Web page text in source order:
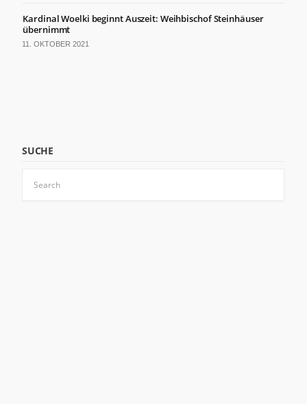
Kardinal Woelki beginnt Auszeit: Weihbischof Steinhäuser
übernimmt
11. OKTOBER 2021
SUCHE